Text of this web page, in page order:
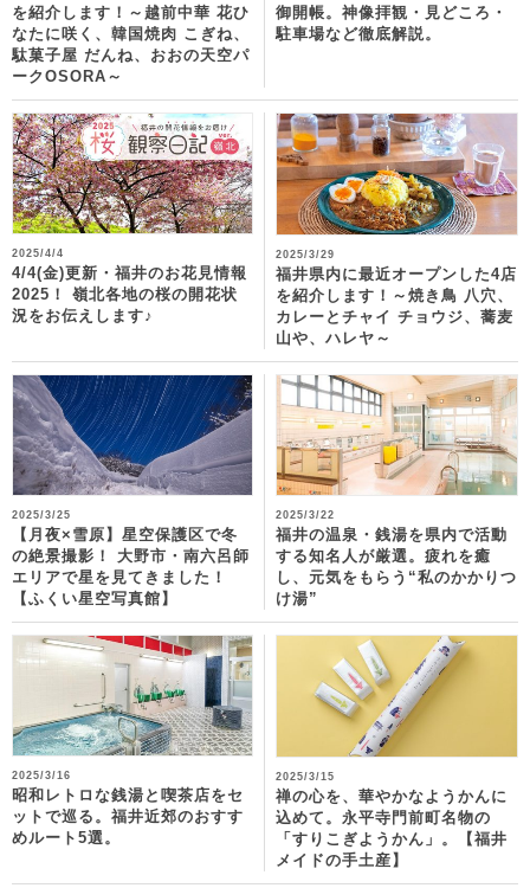
を紹介します！～越前中華 花ひ
なたに咲く、韓国焼肉 こぎね、
駄菓子屋 だんね、おおの天空パ
ークOSORA～
御開帳。神像拝観・見どころ・
駐車場など徹底解説。
2025/4/4
4/4(金)更新・福井のお花見情報
2025！ 嶺北各地の桜の開花状
況をお伝えします♪
2025/3/29
福井県内に最近オープンした4店
を紹介します！～焼き鳥 八穴、
カレーとチャイ チョウジ、蕎麦
山や、ハレヤ～
2025/3/25
【月夜×雪原】星空保護区で冬
の絶景撮影！ 大野市・南六呂師
エリアで星を見てきました！
【ふくい星空写真館】
2025/3/22
福井の温泉・銭湯を県内で活動
する知名人が厳選。疲れを癒
し、元気をもらう“私のかかりつ
け湯”
2025/3/16
昭和レトロな銭湯と喫茶店をセ
ットで巡る。福井近郊のおすす
めルート5選。
2025/3/15
禅の心を、華やかなようかんに
込めて。永平寺門前町名物の
「すりこぎようかん」。【福井
メイドの手土産】